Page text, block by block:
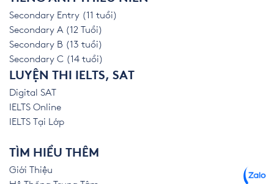
Secondary Entry (11 tuổi)
Secondary A (12 Tuổi)
Secondary B (13 tuổi)
Secondary C (14 tuổi)
LUYỆN THI IELTS, SAT
Digital SAT
IELTS Online
IELTS Tại Lớp
TÌM HIỂU THÊM
Giới Thiệu